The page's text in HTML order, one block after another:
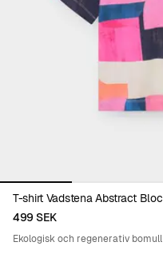
Viewing image 1 of 5
T-shirt Vadstena Abstract
499 SEK
Ekologisk och regenerativ bomull